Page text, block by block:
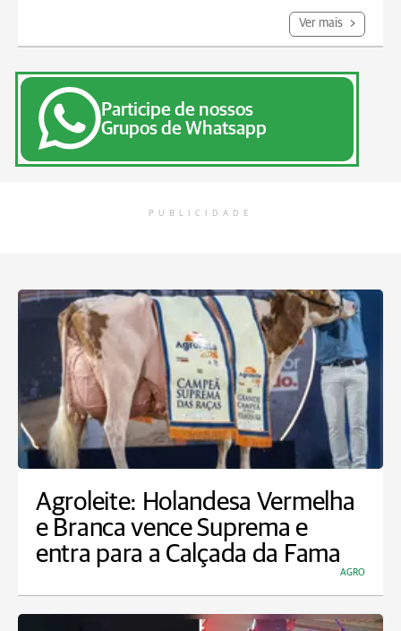
Ver mais
Participe de nossos
Grupos de Whatsapp
PUBLICIDADE
Agroleite: Holandesa Vermelha
e Branca vence Suprema e
entra para a Calçada da Fama
AGRO